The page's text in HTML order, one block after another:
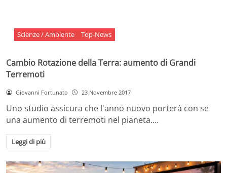
Scienze / Ambiente Top-News
Cambio Rotazione della Terra: aumento di Grandi
Terremoti
Giovanni Fortunato 23 Novembre 2017
Uno studio assicura che l'anno nuovo porterà con se
una aumento di terremoti nel pianeta.…
Leggi di più